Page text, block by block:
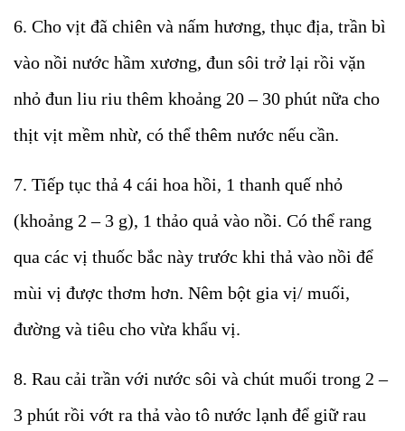
6. Cho vịt đã chiên và nấm hương, thục địa, trần bì
vào nồi nước hầm xương, đun sôi trở lại rồi vặn
nhỏ đun liu riu thêm khoảng 20 – 30 phút nữa cho
thịt vịt mềm nhừ, có thể thêm nước nếu cần.
7. Tiếp tục thả 4 cái hoa hồi, 1 thanh quế nhỏ
(khoảng 2 – 3 g), 1 thảo quả vào nồi. Có thể rang
qua các vị thuốc bắc này trước khi thả vào nồi để
mùi vị được thơm hơn. Nêm bột gia vị/ muối,
đường và tiêu cho vừa khẩu vị.
8. Rau cải trần với nước sôi và chút muối trong 2 –
3 phút rồi vớt ra thả vào tô nước lạnh để giữ rau